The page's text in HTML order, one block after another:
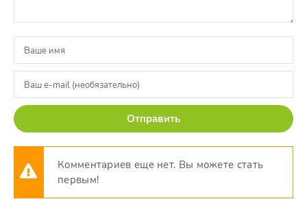
Отправить
Комментариев еще нет. Вы можете стать
первым!